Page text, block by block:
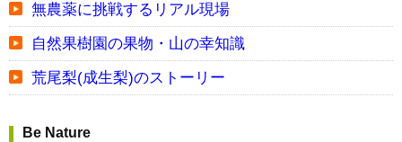
無農薬に挑戦するリアル現場
自然果樹園の果物・山の幸知識
荒尾梨(成生梨)のストーリー
Be Nature